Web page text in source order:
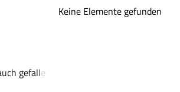
Keine Elemente gefunden